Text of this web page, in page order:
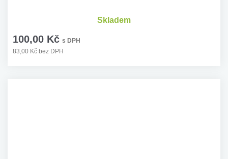
100,00 Kč s DPH
83,00 Kč bez DPH
Skladem